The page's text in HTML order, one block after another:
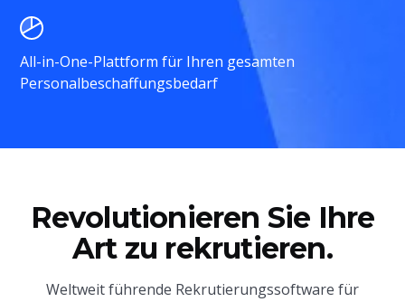
All-in-One-Plattform für Ihren gesamten
Personalbeschaffungsbedarf
Revolutionieren Sie Ihre
Art zu rekrutieren.
Weltweit führende Rekrutierungssoftware für